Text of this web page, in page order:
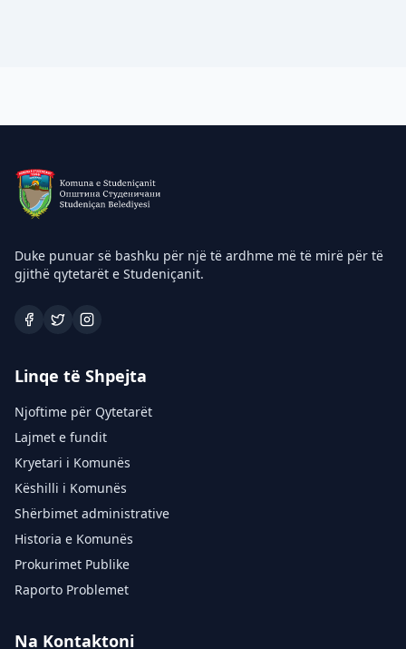
Duke punuar së bashku për një të ardhme më të mirë për të
gjithë qytetarët e Studeniçanit.
Linqe të Shpejta
Njoftime për Qytetarët
Lajmet e fundit
Kryetari i Komunës
Këshilli i Komunës
Shërbimet administrative
Historia e Komunës
Prokurimet Publike
Raporto Problemet
Na Kontaktoni